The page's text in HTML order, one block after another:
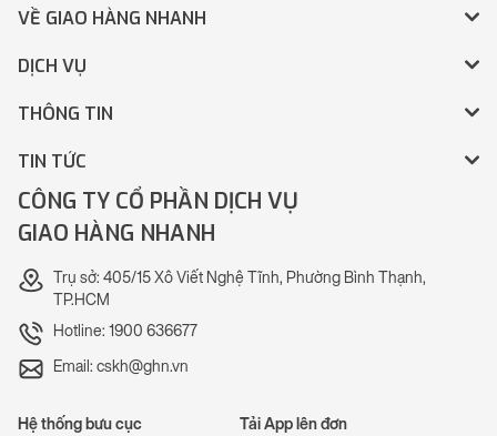
VỀ GIAO HÀNG NHANH
DỊCH VỤ
THÔNG TIN
TIN TỨC
CÔNG TY CỔ PHẦN DỊCH VỤ
GIAO HÀNG NHANH
Trụ sở: 405/15 Xô Viết Nghệ Tĩnh, Phường Bình Thạnh,
TP.HCM
Hotline: 1900 636677
Email: cskh@ghn.vn
Hệ thống bưu cục Tải App lên đơn